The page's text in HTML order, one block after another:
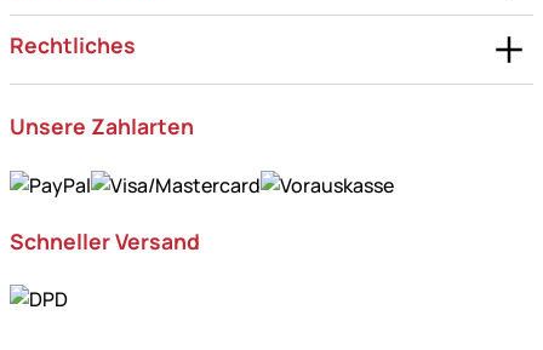
Rechtliches
Unsere Zahlarten
Schneller Versand